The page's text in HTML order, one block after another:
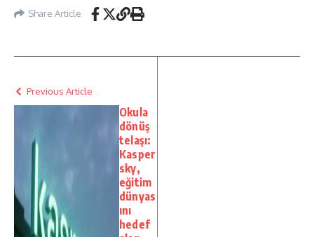
Share Article
Previous Article
Okula
dönüş
telaşı:
Kasper
sky,
eğitim
dünyas
ını
hedef